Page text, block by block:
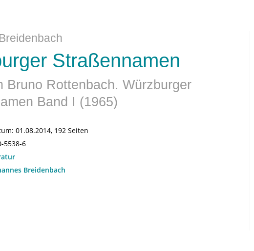
Straßennamen
Bruno Rottenbach. Würzburger
Band I (1965)
01.08.2014, 192 Seiten
5538-6
Breidenbach